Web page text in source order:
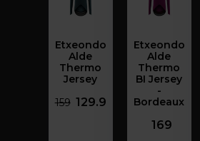
Etxeondo
Alde
Thermo
Jersey
159 129.9
Etxeondo
Alde
Thermo
BI Jersey
-
Bordeaux
169